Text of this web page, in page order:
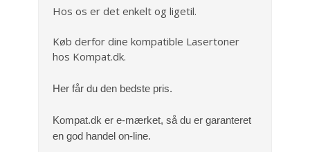
Hos os er det enkelt og ligetil.
Køb derfor dine kompatible Lasertoner
hos Kompat.dk.
Her får du den bedste pris.
Kompat.dk er e-mærket, så du er garanteret
en god handel on-line.